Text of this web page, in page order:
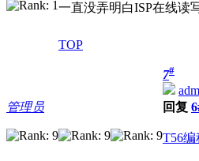
一直没弄明白ISP在线读
TOP
管理员
7#
回复
T56编